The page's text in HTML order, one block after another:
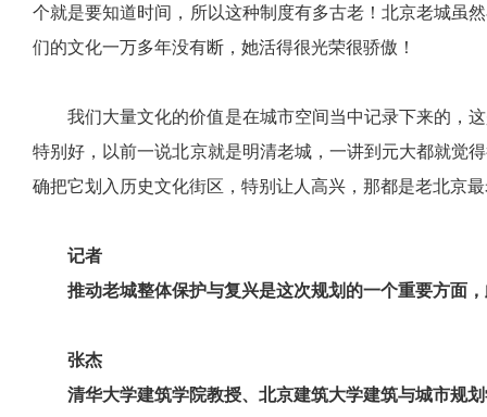
个就是要知道时间，所以这种制度有多古老！北京老城虽
们的文化一万多年没有断，她活得很光荣很骄傲！
我们大量文化的价值是在城市空间当中记录下来的，
特别好，以前一说北京就是明清老城，一讲到元大都就觉
确把它划入历史文化街区，特别让人高兴，那都是老北京
记者
推动老城整体保护与复兴是这次规划的一个重要方面
张杰
清华大学建筑学院教授、北京建筑大学建筑与城市规